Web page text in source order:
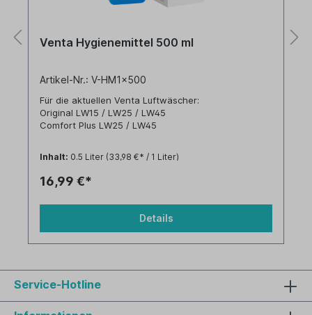
Venta Hygienemittel 500 ml
Artikel-Nr.: V-HM1x500
Für die aktuellen Venta Luftwäscher:
Original LW15 / LW25 / LW45
Comfort Plus LW25 / LW45
LW31/41 / LW14 / LW24 / LW 24plus / LW44 /
LW80 / LW81 / LW82
Inhalt: 0.5 Liter (33,98 €* / 1 Liter)
16,99 €*
Details
Service-Hotline